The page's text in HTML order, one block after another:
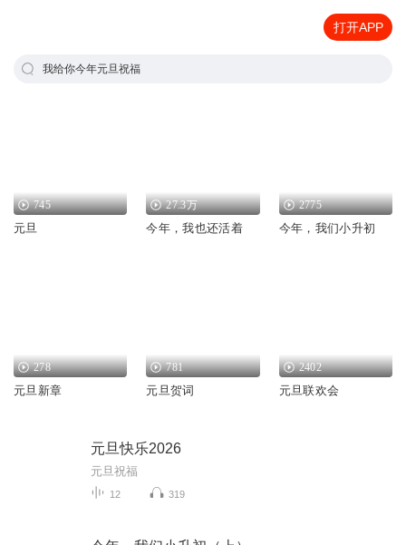
打开APP
我给你今年元旦祝福
745
元旦
27.3万
今年，我也还活着
2775
今年，我们小升初
278
元旦新章
781
元旦贺词
2402
元旦联欢会
元旦快乐2026
元旦祝福
12 319